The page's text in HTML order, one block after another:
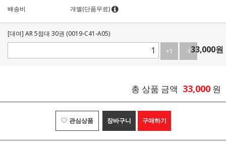
배송비
개별(단품무료)
[대여] AR 5점대 30권 (0019-C41-A05)
+1 -133,000원
총 상품 금액 33,000 원
관심상품 장바구니 구매하기